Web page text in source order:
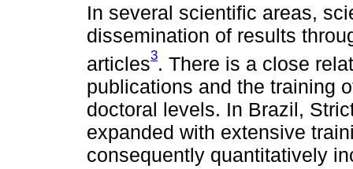
In several scientific areas,
dissemination of results
articles3. There is a close
publications and the training
doctoral levels. In Brazil,
expanded with extensive
consequently quantitatively